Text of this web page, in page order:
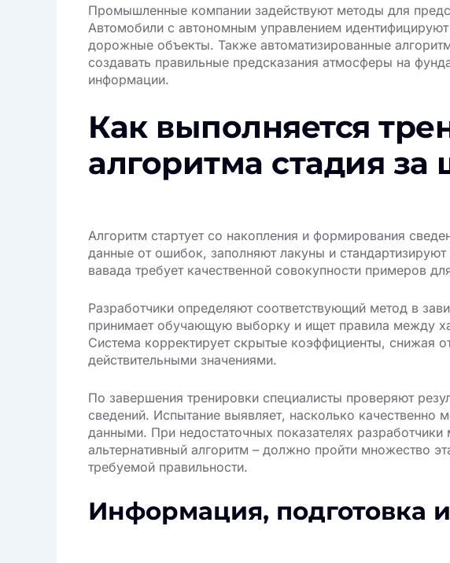
Промышленные компании задействуют методы для
Автомобили с автономным управлением
дорожные объекты. Также автоматизированные
создавать правильные предсказания атмосферы на
информации.
Как выполняется
алгоритма стадия за
Алгоритм стартует со накопления и формирования
данные от ошибок, заполняют лакуны и
вавада требует качественной совокупности примеров
Разработчики определяют соответствующий метод в
принимает обучающую выборку и ищет правила между
Система корректирует скрытые коэффициенты, снижая
действительными значениями.
По завершения тренировки специалисты проверяют
сведений. Испытание выявляет, насколько качественно
данными. При недостаточных показателях
альтернативный алгоритм – должно пройти множество
требуемой правильности.
Информация, подготовка